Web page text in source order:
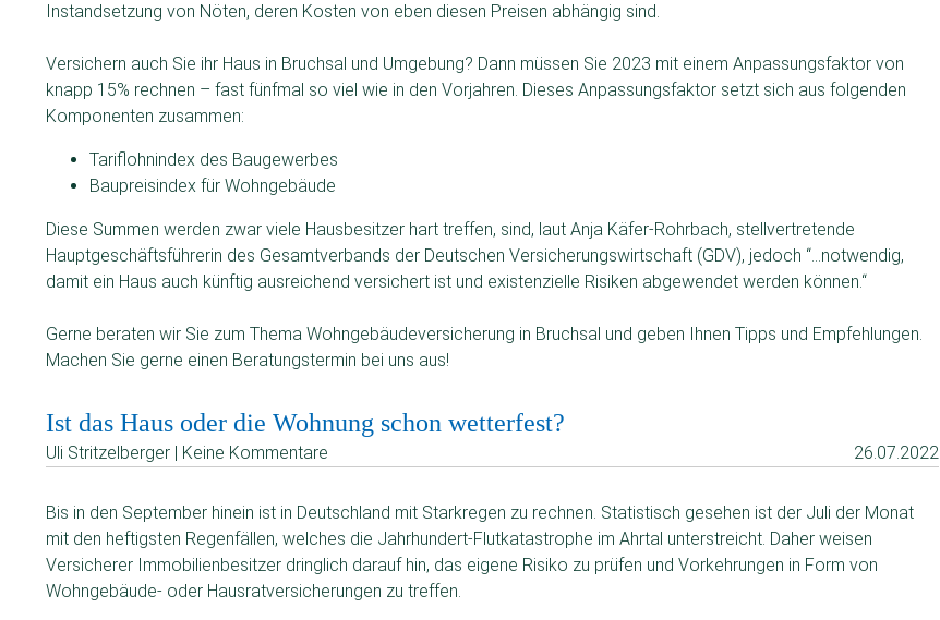
Instandsetzung von Nöten, deren Kosten von eben diesen Preisen abhängig sind.
Versichern auch Sie ihr Haus in Bruchsal und Umgebung? Dann müssen Sie 2023 mit einem Anpassungsfaktor von
knapp 15% rechnen – fast fünfmal so viel wie in den Vorjahren. Dieses Anpassungsfaktor setzt sich aus folgenden
Komponenten zusammen:
Tariflohnindex des Baugewerbes
Baupreisindex für Wohngebäude
Diese Summen werden zwar viele Hausbesitzer hart treffen, sind, laut Anja Käfer-Rohrbach, stellvertretende
Hauptgeschäftsführerin des Gesamtverbands der Deutschen Versicherungswirtschaft (GDV), jedoch “…notwendig,
damit ein Haus auch künftig ausreichend versichert ist und existenzielle Risiken abgewendet werden können.“
Gerne beraten wir Sie zum Thema Wohngebäudeversicherung in Bruchsal und geben Ihnen Tipps und Empfehlungen.
Machen Sie gerne einen Beratungstermin bei uns aus!
Ist das Haus oder die Wohnung schon wetterfest?
Uli Stritzelberger | Keine Kommentare 26.07.2022
Bis in den September hinein ist in Deutschland mit Starkregen zu rechnen. Statistisch gesehen ist der Juli der Monat
mit den heftigsten Regenfällen, welches die Jahrhundert-Flutkatastrophe im Ahrtal unterstreicht. Daher weisen
Versicherer Immobilienbesitzer dringlich darauf hin, das eigene Risiko zu prüfen und Vorkehrungen in Form von
Wohngebäude- oder Hausratversicherungen zu treffen.